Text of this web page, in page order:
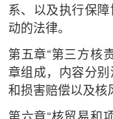
系、以及执行保
动的法律。
第五章“第三方核
章组成，内容分
和损害赔偿以及核